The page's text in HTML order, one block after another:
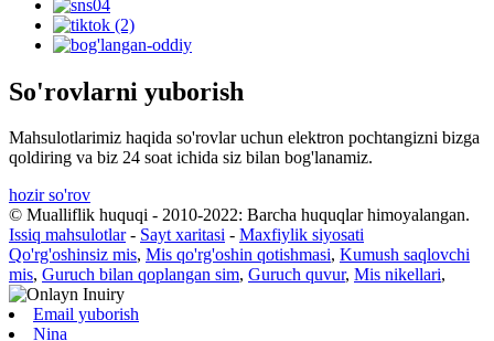
So'rovlarni yuborish
Mahsulotlarimiz haqida so'rovlar uchun elektron pochtangizni bizga
qoldiring va biz 24 soat ichida siz bilan bog'lanamiz.
hozir so'rov
© Mualliflik huquqi - 2010-2022: Barcha huquqlar himoyalangan.
Issiq mahsulotlar- Sayt xaritasi - Maxfiylik siyosati
Qo'rg'oshinsiz mis, Mis qo'rg'oshin qotishmasi, Kumush saqlovchi
mis, Guruch bilan qoplangan sim, Guruch quvur, Mis nikellari,
Email yuborish
Nina